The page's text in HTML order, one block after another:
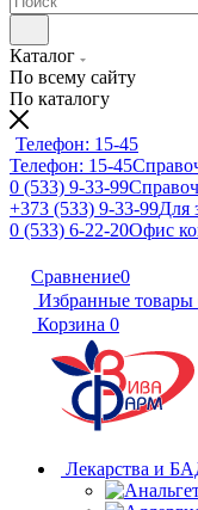
Каталог
По всему сайту
По каталогу
Телефон: 15-45
Телефон: 15-45
0 (533) 9-33-99
+373 (533) 9-33-99Для
0 (533) 6-22-20Офис
Сравнение0
Избранные товары
Корзина 0
Лекарства и